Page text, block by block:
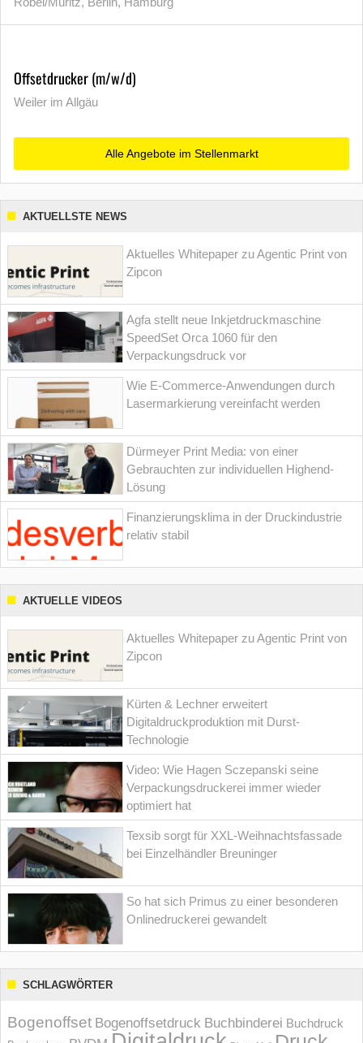
Offsetdrucker (m/w/d)
Weiler im Allgäu
Alle Angebote im Stellenmarkt
AKTUELLSTE NEWS
Aktuelles Whitepaper zu Agentic Print von
Zipcon
Agfa stellt neue Inkjetdruckmaschine
SpeedSet Orca 1060 für den
Verpackungsdruck vor
Wie E-Commerce-Anwendungen durch
Lasermarkierung vereinfacht werden
Dürmeyer Print Media: von einer
Gebrauchten zur individuellen Highend-
Lösung
Finanzierungsklima in der Druckindustrie
relativ stabil
AKTUELLE VIDEOS
Aktuelles Whitepaper zu Agentic Print von
Zipcon
Kürten & Lechner erweitert
Digitaldruckproduktion mit Durst-
Technologie
Video: Wie Hagen Sczepanski seine
Verpackungsdruckerei immer wieder
optimiert hat
Texsib sorgt für XXL-Weihnachtsfassade
bei Einzelhändler Breuninger
So hat sich Primus zu einer besonderen
Onlinedruckerei gewandelt
SCHLAGWÖRTER
Bogenoffset Bogenoffsetdruck Buchbinderei Buchdruck